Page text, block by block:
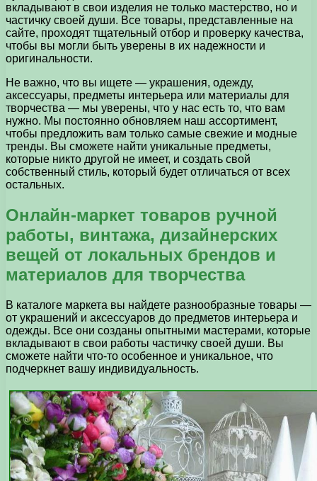
вкладывают в свои изделия не только мастерство, но и
частичку своей души. Все товары, представленные на
сайте, проходят тщательный отбор и проверку качества,
чтобы вы могли быть уверены в их надежности и
оригинальности.
Не важно, что вы ищете — украшения, одежду,
аксессуары, предметы интерьера или материалы для
творчества — мы уверены, что у нас есть то, что вам
нужно. Мы постоянно обновляем наш ассортимент,
чтобы предложить вам только самые свежие и модные
тренды. Вы сможете найти уникальные предметы,
которые никто другой не имеет, и создать свой
собственный стиль, который будет отличаться от всех
остальных.
Онлайн-маркет товаров ручной
работы, винтажа, дизайнерских
вещей от локальных брендов и
материалов для творчества
В каталоге маркета вы найдете разнообразные товары —
от украшений и аксессуаров до предметов интерьера и
одежды. Все они созданы опытными мастерами, которые
вкладывают в свои работы частичку своей души. Вы
сможете найти что-то особенное и уникальное, что
подчеркнет вашу индивидуальность.